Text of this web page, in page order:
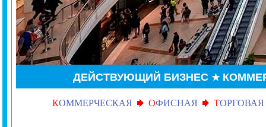
ДЕЙСТВУЮЩИЙ БИЗНЕС ★
КОММЕРЧЕСКАЯ ОФИСНАЯ ТОРГОВАЯ